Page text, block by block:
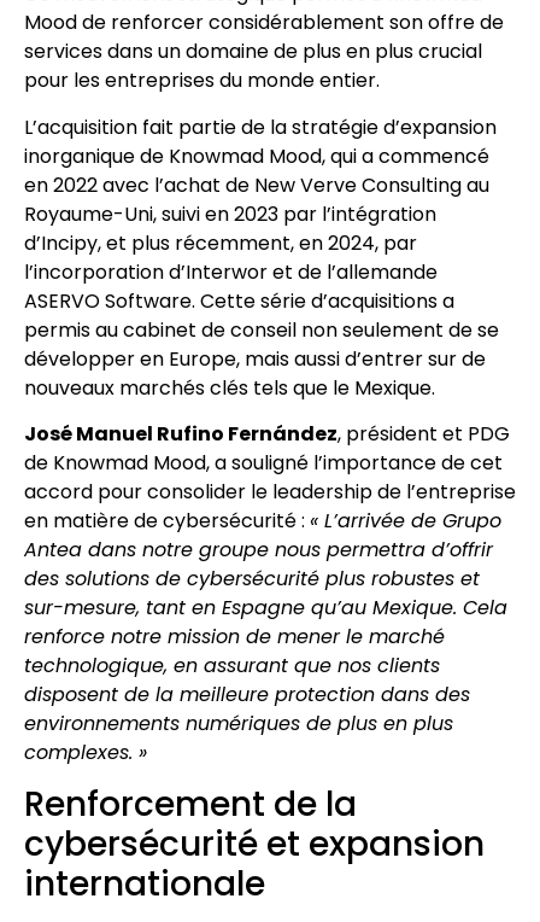
Mood de renforcer considérablement son offre de
services dans un domaine de plus en plus crucial
pour les entreprises du monde entier.
L’acquisition fait partie de la stratégie d’expansion
inorganique de Knowmad Mood, qui a commencé
en 2022 avec l’achat de New Verve Consulting au
Royaume-Uni, suivi en 2023 par l’intégration
d’Incipy, et plus récemment, en 2024, par
l’incorporation d’Interwor et de l’allemande
ASERVO Software. Cette série d’acquisitions a
permis au cabinet de conseil non seulement de se
développer en Europe, mais aussi d’entrer sur de
nouveaux marchés clés tels que le Mexique.
José Manuel Rufino Fernández, président et PDG
de Knowmad Mood, a souligné l’importance de cet
accord pour consolider le leadership de l’entreprise
en matière de cybersécurité : « L’arrivée de Grupo
Antea dans notre groupe nous permettra d’offrir
des solutions de cybersécurité plus robustes et
sur-mesure, tant en Espagne qu’au Mexique. Cela
renforce notre mission de mener le marché
technologique, en assurant que nos clients
disposent de la meilleure protection dans des
environnements numériques de plus en plus
complexes. »
Renforcement de la
cybersécurité et expansion
internationale